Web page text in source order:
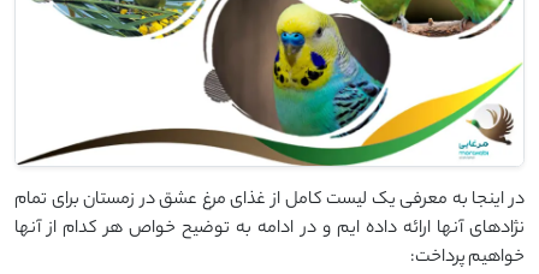
در اینجا به معرفی یک لیست کامل از غذای مرغ عشق در زمستان برای تمام
نژادهای آنها ارائه داده ایم و در ادامه به توضیح خواص هر کدام از آنها
خواهیم پرداخت: